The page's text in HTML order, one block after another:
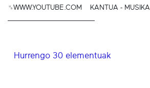
␟WWW.YOUTUBE.COM KANTUA - MUSIKA
Hurrengo 30 elementuak